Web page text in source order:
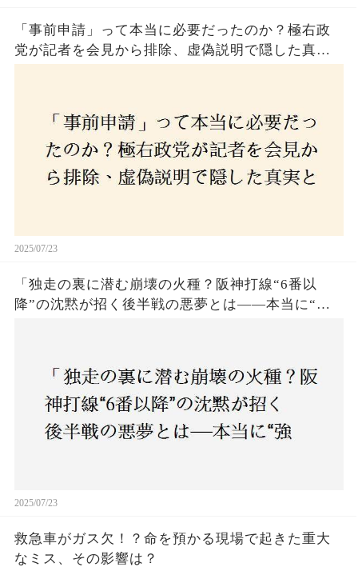
「事前申請」って本当に必要だったのか？極右政
党が記者を会見から排除、虚偽説明で隠した真実
2025/07/23
「独走の裏に潜む崩壊の火種？阪神打線“6番以
降”の沈黙が招く後半戦の悪夢とは——本当に“強
2025/07/23
救急車がガス欠！？命を預かる現場で起きた重大
なミス、その影響は？